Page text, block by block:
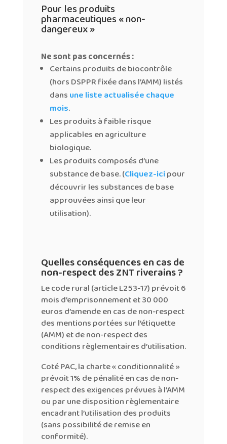
Pour les produits
pharmaceutiques « non-
dangereux »
Ne sont pas concernés :
Certains produits de biocontrôle
(hors DSPPR fixée dans l’AMM) listés
dansune liste actualisée chaque
mois.
Les produits à faible risque
applicables en agriculture
biologique.
Les produits composés d’une
substance de base. (Cliquez-icipour
découvrir les substances de base
approuvées ainsi que leur
utilisation).
Quelles conséquences en cas de
non-respect des ZNT riverains ?
Le code rural (article L253-17) prévoit 6
mois d’emprisonnement et 30 000
euros d’amende en cas de non-respect
des mentions portées sur l’étiquette
(AMM) et de non-respect des
conditions règlementaires d’utilisation.
Coté PAC, la charte « conditionnalité »
prévoit 1% de pénalité en cas de non-
respect des exigences prévues à l’AMM
ou par une disposition règlementaire
encadrant l’utilisation des produits
(sans possibilité de remise en
conformité).